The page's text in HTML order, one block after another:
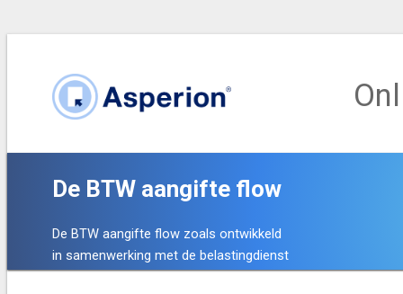
De BTW aangifte flow
De BTW aangifte flow zoals ontwikkeld
in samenwerking met de belastingdienst